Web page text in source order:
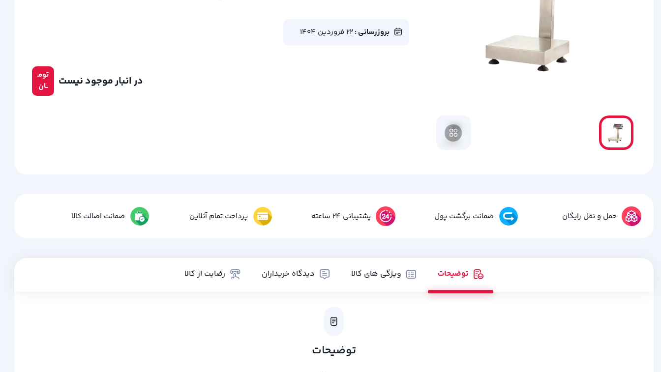
بروزرسانی :22 فروردین 1404
تومـ
ــان
در انبار موجود نیست
حمل و نقل رایگان ضمانت برگشت پول پشتیبانی 24 ساعته پرداخت تمام آنلاین ضمانت اصالت کالا
توضیحات ویژگی های کالا دیدگاه خریداران رضایت از کالا
توضیحات